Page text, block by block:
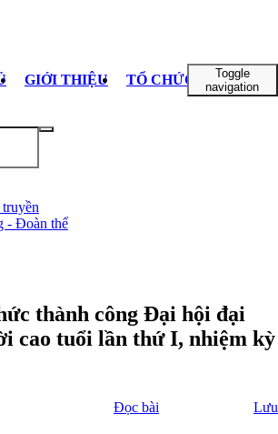
GIỚI THIỆU TỔ CHỨC BỘ MÁY
Toggle
navigation
- Đoàn thể
thành công Đại hội đại
cao tuổi lần thứ I, nhiệm kỳ
Đọc bài Lưu